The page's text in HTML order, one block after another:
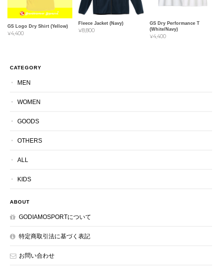
GS Logo Dry Shirt (Yellow)
¥4,400
Fleece Jacket (Navy)
¥8,800
GS Dry Performance T
(White/Navy)
¥4,400
CATEGORY
MEN
WOMEN
GOODS
OTHERS
ALL
KIDS
ABOUT
GODIAMOSPORTについて
特定商取引法に基づく表記
お問い合わせ